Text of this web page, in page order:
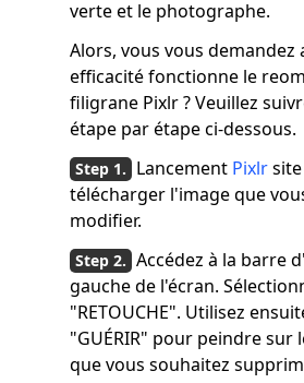
verte et le photographe.
Alors, vous vous demandez
efficacité fonctionne le
filigrane Pixlr ? Veuillez
étape par étape ci-dessous.
Lancement Pixlr
télécharger l'image que
modifier.
Accédez à la barre
gauche de l'écran.
"RETOUCHE". Utilisez
"GUÉRIR" pour peindre sur
que vous souhaitez